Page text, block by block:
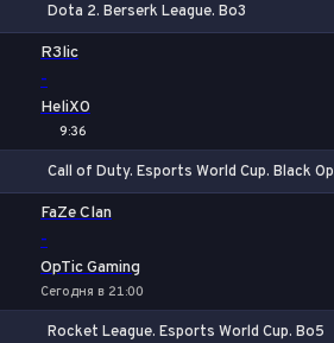
Dota 2. Berserk League. Bo3
R3lic
-
HeliX0
9:36
Call of Duty. Esports World Cup. Black
FaZe Clan
-
OpTic Gaming
Сегодня в 21:00
Rocket League. Esports World Cup. Bo5